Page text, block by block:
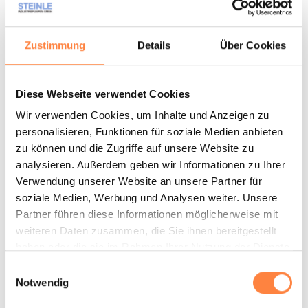
Zustimmung Details Über Cookies
Diese Webseite verwendet Cookies
Wir verwenden Cookies, um Inhalte und Anzeigen zu
personalisieren, Funktionen für soziale Medien anbieten
zu können und die Zugriffe auf unsere Website zu
analysieren. Außerdem geben wir Informationen zu Ihrer
Verwendung unserer Website an unsere Partner für
soziale Medien, Werbung und Analysen weiter. Unsere
Partner führen diese Informationen möglicherweise mit
weiteren Daten zusammen, die Sie ihnen bereitgestellt
Notwendig
Festigkeit und erlaubt Flüssigkeitstemperaturen bis zu 70
°C. Die PVDF-Ausführung (Polyvinyldiflourid) weist eine
exzellente Chemikalienbeständikeit auf und kann sogar
bis 90 °C eingesetzt werden.
Das zuverlässige Design ohne Welle
Der Laufradmagnet der magnetgekuppelten
Kreiselpumpe ist mit sehr kräftigen Lagerhülsen
ausgerüstet, was eine konventionelle bruchgefährdete
Welle überflüssig macht. Dies ergibt darüber hinaus eine
Pumpe mit nur wenigen Bauteilen und einer hohen
Standzeit.
Exzellente Leistung mit dem